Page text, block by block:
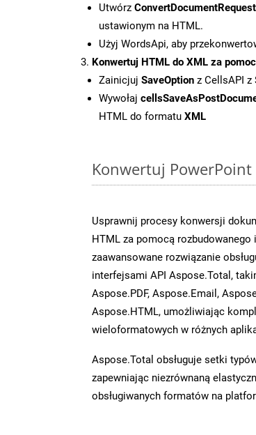
Utwórz ConvertDocumentRequest
ustawionym na HTML.
Użyj WordsApi, aby
Konwertuj HTML do XML za
Zainicjuj SaveOption z CellsAPI z
Wywołaj
HTML do formatu XML
Konwertuj PowerPoint
Usprawnij procesy konwersji
HTML za pomocą
zaawansowane rozwiązanie
interfejsami API Aspose.Total,
Aspose.PDF, Aspose.Email,
Aspose.HTML, umożliwiając
wieloformatowych w różnych
Aspose.Total obsługuje setki
zapewniając niezrównaną
obsługiwanych formatów na